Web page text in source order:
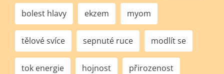
bolest hlavy ekzem myom
tělové svíce sepnuté ruce modlít se
tok energie hojnost přirozenost